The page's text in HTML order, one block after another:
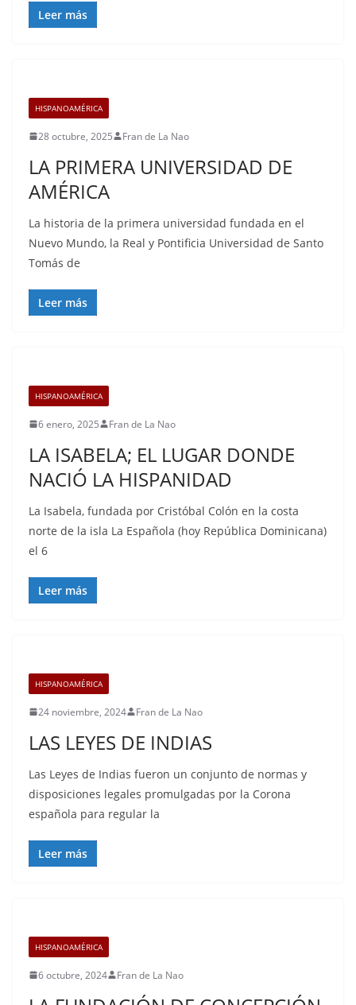
Leer más
HISPANOAMÉRICA
28 octubre, 2025 Fran de La Nao
LA PRIMERA UNIVERSIDAD DE
AMÉRICA
La historia de la primera universidad fundada en el
Nuevo Mundo, la Real y Pontificia Universidad de Santo
Tomás de
Leer más
HISPANOAMÉRICA
6 enero, 2025 Fran de La Nao
LA ISABELA; EL LUGAR DONDE
NACIÓ LA HISPANIDAD
La Isabela, fundada por Cristóbal Colón en la costa
norte de la isla La Española (hoy República Dominicana)
el 6
Leer más
HISPANOAMÉRICA
24 noviembre, 2024 Fran de La Nao
LAS LEYES DE INDIAS
Las Leyes de Indias fueron un conjunto de normas y
disposiciones legales promulgadas por la Corona
española para regular la
Leer más
HISPANOAMÉRICA
6 octubre, 2024 Fran de La Nao